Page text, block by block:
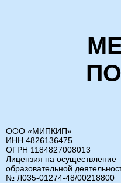
ООО «МИПКИП»
ИНН 4826136475
ОГРН 1184827008013
Лицензия на осуществление
образовательной
№ Л035-01274-48/00218800